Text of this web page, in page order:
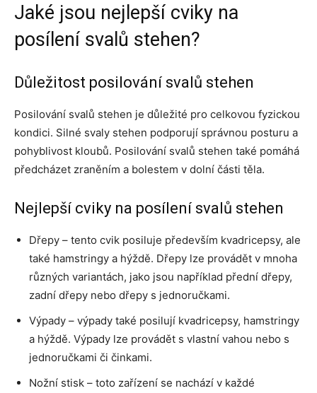
Jaké jsou nejlepší cviky na
posílení svalů stehen?
Důležitost posilování svalů stehen
Posilování svalů stehen je důležité pro celkovou fyzickou
kondici. Silné svaly stehen podporují správnou posturu a
pohyblivost kloubů. Posilování svalů stehen také pomáhá
předcházet zraněním a bolestem v dolní části těla.
Nejlepší cviky na posílení svalů stehen
Dřepy – tento cvik posiluje především kvadricepsy, ale
také hamstringy a hýždě. Dřepy lze provádět v mnoha
různých variantách, jako jsou například přední dřepy,
zadní dřepy nebo dřepy s jednoručkami.
Výpady – výpady také posilují kvadricepsy, hamstringy
a hýždě. Výpady lze provádět s vlastní vahou nebo s
jednoručkami či činkami.
Nožní stisk – toto zařízení se nachází v každé